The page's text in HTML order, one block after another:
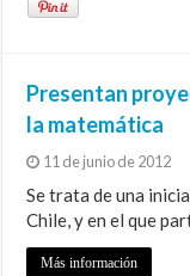
Presentan
la matemática
11 de junio de 2012
Se trata de una
Chile, y en el que
Más información